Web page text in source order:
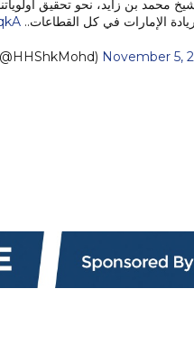
محمد بن زايد، نحو تحقيق
ريادة الإمارات في كل القطاعات..
November 5,